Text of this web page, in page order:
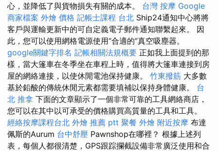
心，並降低了與貨物損失有關的成本。 台灣 按摩 Google
商家檔案 外燴 價格 記帳士課程 台北 Ship24通知中心將將
客戶與運輸更新中的可自定義電子郵件通知聯繫起來。 因
此，您可以使用網格電源使用“合適的”真空吸塵器。
google關鍵字排名 記帳相關法規概要 正如我上面提到的那
樣，當大篷車在冬季坐在車程上時，值得將大篷車連接到房
屋的網絡連接，以使休閒電池保持健康。 竹東撥筋 大多數
基於鉛酸的傳統休閒元素都需要填補以保持身體健康。 台
北 推拿 下面的文章顯示了一個非常可靠的工具網絡商店，
您可以在其中以可承受的價格購買高質量的工具和工具。
經絡按摩課程台北 外燴 推薦 ptt 聚餐 外燴 附近按摩 布達
佩斯的Aurum 台中舒壓 Pawnshop在哪裡？ 根據上述列
表，每個人都很清楚，GPS跟踪攔截設備非常廣泛使用和合